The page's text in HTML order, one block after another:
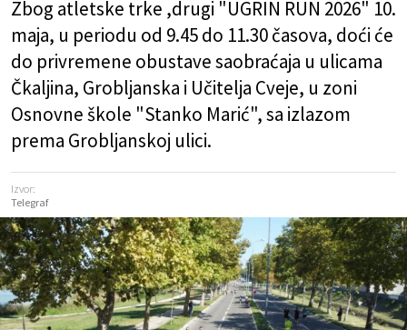
Zbog atletske trke ,drugi "UGRIN RUN 2026" 10.
maja, u periodu od 9.45 do 11.30 časova, doći će
do privremene obustave saobraćaja u ulicama
Čkaljina, Grobljanska i Učitelja Cveje, u zoni
Osnovne škole "Stanko Marić", sa izlazom
prema Grobljanskoj ulici.
Izvor:
Telegraf